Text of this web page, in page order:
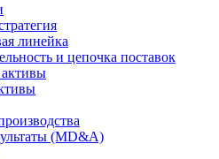
линейка
и цепочка поставок
активы
(MD&A)